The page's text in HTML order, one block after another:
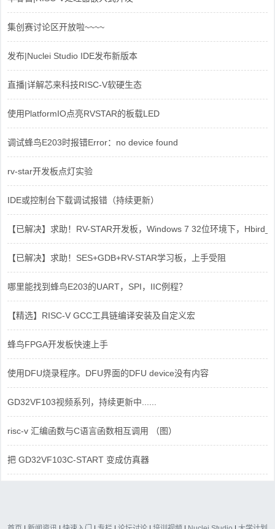
集创赛讨论区开放啦~~~~
发布|Nuclei Studio IDE发布新版本
直播|详解芯来科技RISC-V软硬生态
使用PlatformIO点亮RVSTAR的板载LED
调试蜂鸟E203时报错Error：no device found
rv-star开发板点灯实验
IDE或控制台下载调试报错（持续更新）
【已解决】求助！RV-STAR开发板，Windows 7 32位环境下，
【已解决】求助！SES+GDB+RV-STAR学习板，上手受阻
哪里能找到蜂鸟E203的UART，SPI，IIC例程？
【精选】RISC-V GCC工具链编译安装及自定义宏
蜂鸟FPGA开发板快速上手
使用DFU烧录程序。DFU界面的DFU device没有内容
GD32VF103视频系列，持续更新中......
risc-v 汇编函数与C语言函数相互调用 （图）
把 GD32VF103C-START 变成仿真器